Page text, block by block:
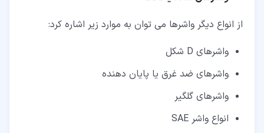
از انواع دیگر واشرها می توان به موارد زیر اشاره کرد:
واشرهای D شکل
واشرهای ضد غرق یا پایان دهنده
واشرهای گلگیر
انواع واشر SAE